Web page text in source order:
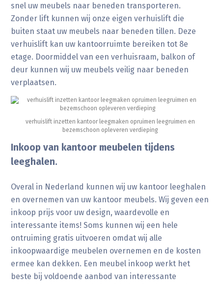
snel uw meubels naar beneden transporteren.
Zonder lift kunnen wij onze eigen verhuislift die
buiten staat uw meubels naar beneden tillen. Deze
verhuislift kan uw kantoorruimte bereiken tot 8e
etage. Doormiddel van een verhuisraam, balkon of
deur kunnen wij uw meubels veilig naar beneden
verplaatsen.
verhuislift inzetten kantoor leegmaken opruimen leegruimen en
bezemschoon opleveren verdieping
Inkoop van kantoor meubelen tijdens
leeghalen.
Overal in Nederland kunnen wij uw kantoor leeghalen
en overnemen van uw kantoor meubels. Wij geven een
inkoop prijs voor uw design, waardevolle en
interessante items! Soms kunnen wij een hele
ontruiming gratis uitvoeren omdat wij alle
inkoopwaardige meubelen overnemen en de kosten
ermee kan dekken. Een meubel inkoop werkt het
beste bij voldoende aanbod van interessante